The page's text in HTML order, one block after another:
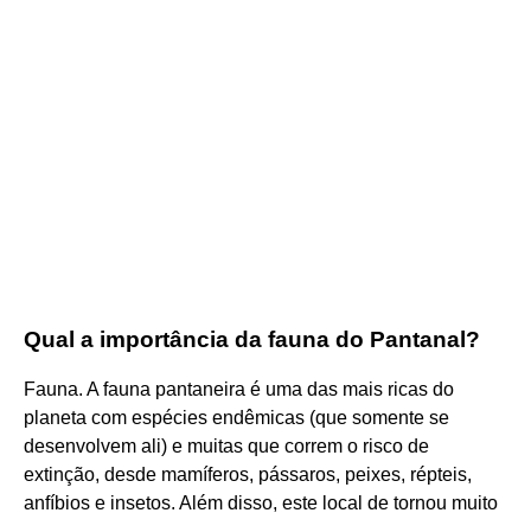
Qual a importância da fauna do Pantanal?
Fauna. A fauna pantaneira é uma das mais ricas do
planeta com espécies endêmicas (que somente se
desenvolvem ali) e muitas que correm o risco de
extinção, desde mamíferos, pássaros, peixes, répteis,
anfíbios e insetos. Além disso, este local de tornou muito